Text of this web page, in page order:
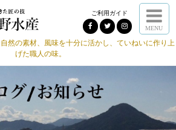
ご利用ガイド
MENU
然の素材、風味を十分に活かし、ていねいに作り上
げた職人の味。